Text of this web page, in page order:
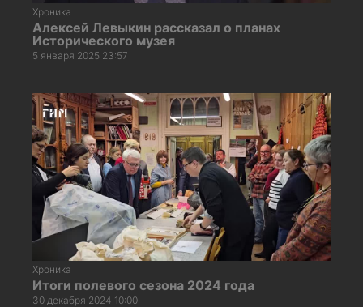
Хроника
Алексей Левыкин рассказал о планах
Исторического музея
5 января 2025 23:57
Хроника
Итоги полевого сезона 2024 года
30 декабря 2024 10:00